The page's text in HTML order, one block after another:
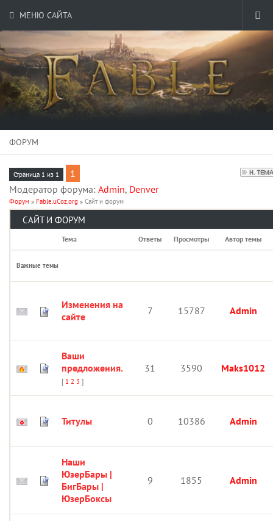
МЕНЮ САЙТА
ФОРУМ
Страница 1 из 1
1
Модератор форума: Admin, Denver
Форум » Fable.uCoz.org » Сайт и форум
САЙТ И ФОРУМ
Тема Ответы Просмотры Автор темы
Важные темы
Изменения на
сайте
7 15787 Admin
Ваши
предложения.
[ 1 2 3 ]
31 3590 Maks1012
Титулы 0 10386 Admin
Наши
ЮзерБары |
БигБары |
ЮзерБоксы
9 1855 Admin